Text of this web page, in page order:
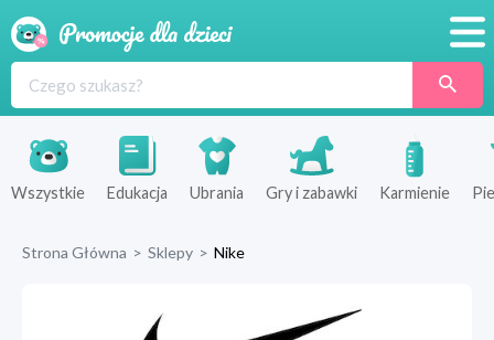
Produkty
Sklepy
Wszystkie Edukacja Ubrania Gry i zabawki Karmienie
Strona Główna > Sklepy > Nike